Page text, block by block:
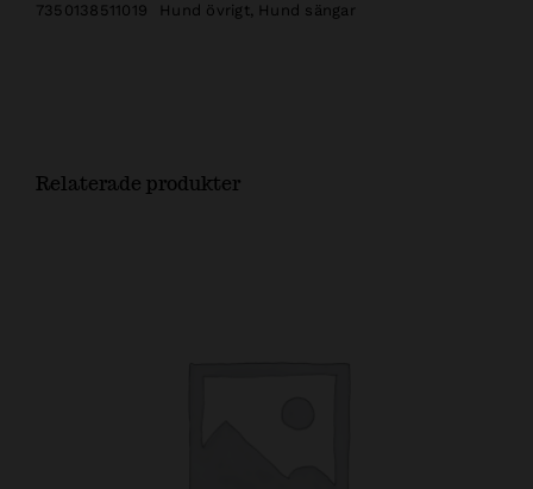
7350138511019 Hund övrigt, Hund sängar
Relaterade produkter